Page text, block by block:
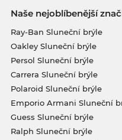
Naše nejoblíbenější
Ray-Ban Sluneční brýle
Oakley Sluneční brýle
Persol Sluneční brýle
Carrera Sluneční brýle
Polaroid Sluneční brýle
Emporio Armani Sluneční
Guess Sluneční brýle
Ralph Sluneční brýle